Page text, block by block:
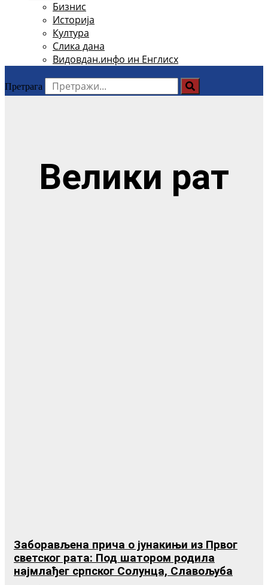
Бизнис
Историја
Култура
Слика дана
Видовдан.инфо ин Енглисх
Претрага
Велики рат
Заборављена прича о јунакињи из Првог
светског рата: Под шатором родила
најмлађег српског Солунца, Славољуба